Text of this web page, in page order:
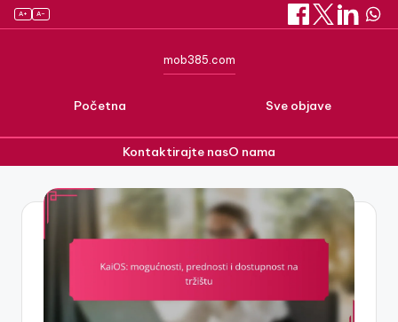
A+ A–
Početna
mob385.com
Sve objave
Kontaktirajte nasO nama
content